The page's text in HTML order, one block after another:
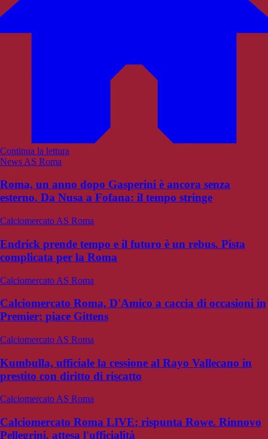
Continua la lettura
News AS Roma
Roma, un anno dopo Gasperini è ancora senza
esterno. Da Nusa a Fofana: il tempo stringe
Calciomercato AS Roma
Endrick prende tempo e il futuro è un rebus. Pista
complicata per la Roma
Calciomercato AS Roma
Calciomercato Roma, D'Amico a caccia di occasioni in
Premier: piace Gittens
Calciomercato AS Roma
Kumbulla, ufficiale la cessione al Rayo Vallecano in
prestito con diritto di riscatto
Calciomercato AS Roma
Calciomercato Roma LIVE: rispunta Rowe. Rinnovo
Pellegrini, attesa l'ufficialità